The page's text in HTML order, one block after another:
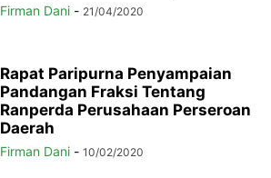
Firman Dani - 21/04/2020
Rapat Paripurna Penyampaian
Pandangan Fraksi Tentang
Ranperda Perusahaan Perseroan
Daerah
Firman Dani - 10/02/2020